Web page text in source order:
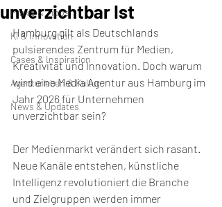
Praxis & Tipps
KI & Innovation
Cases & Inspiration
Agenturleben & Kultur
News & Updates
unverzichtbar Ist
Hamburg gilt als Deutschlands
pulsierendes Zentrum für Medien,
Kreativität und Innovation. Doch warum
wird eine Media Agentur aus Hamburg im
Jahr 2026 für Unternehmen
unverzichtbar sein?
Der Medienmarkt verändert sich rasant.
Neue Kanäle entstehen, künstliche
Intelligenz revolutioniert die Branche
und Zielgruppen werden immer